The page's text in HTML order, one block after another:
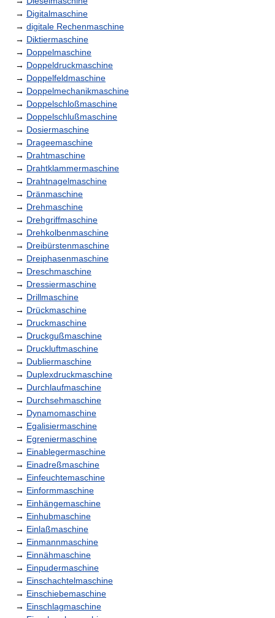
→ Digitalmaschine
→ digitale Rechenmaschine
→ Diktiermaschine
→ Doppelmaschine
→ Doppeldruckmaschine
→ Doppelfeldmaschine
→ Doppelmechanikmaschine
→ Doppelschloßmaschine
→ Doppelschlußmaschine
→ Dosiermaschine
→ Drageemaschine
→ Drahtmaschine
→ Drahtklammermaschine
→ Drahtnagelmaschine
→ Dränmaschine
→ Drehmaschine
→ Drehgriffmaschine
→ Drehkolbenmaschine
→ Dreibürstenmaschine
→ Dreiphasenmaschine
→ Dreschmaschine
→ Dressiermaschine
→ Drillmaschine
→ Drückmaschine
→ Druckmaschine
→ Druckgußmaschine
→ Druckluftmaschine
→ Dubliermaschine
→ Duplexdruckmaschine
→ Durchlaufmaschine
→ Durchsehmaschine
→ Dynamomaschine
→ Egalisiermaschine
→ Egreniermaschine
→ Einablegermaschine
→ Einadreßmaschine
→ Einfeuchtemaschine
→ Einformmaschine
→ Einhängemaschine
→ Einhubmaschine
→ Einlaßmaschine
→ Einmannmaschine
→ Einnähmaschine
→ Einpudermaschine
→ Einschachtelmaschine
→ Einschiebemaschine
→ Einschlagmaschine